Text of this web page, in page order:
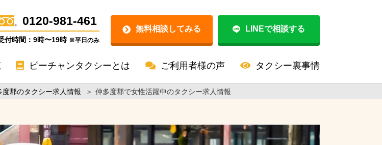
0120-981-461
付時間：9時〜19時※平日のみ
無料相談してみる LINEで相談する
ピーチャンタクシーとは ご利用者様の声 タクシー裏事情
度郡のタクシー求人情報 ＞ 仲多度郡で女性活躍中のタクシー求人情報